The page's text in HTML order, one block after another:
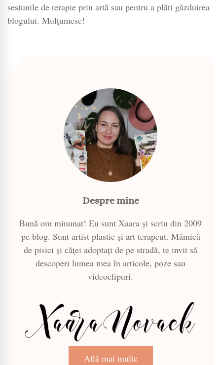
sesiunile de terapie prin artă sau pentru a plăti găzduirea
blogului. Mulțumesc!
Despre mine
Bună om minunat! Eu sunt Xaara și scriu din 2009
pe blog. Sunt artist plastic și art terapeut. Mămică
de pisici și căței adoptați de pe stradă, te invit să
descoperi lumea mea în articole, poze sau
videoclipuri.
Află mai multe